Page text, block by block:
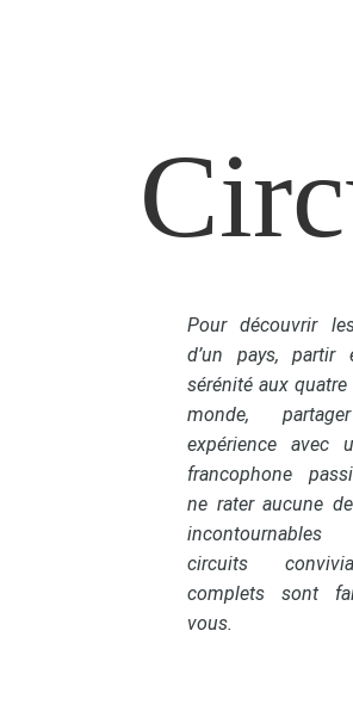
Pour découvrir
d’un pays, partir
sérénité aux
monde,
expérience avec
francophone
ne rater aucune
circuits
complets sont
vous.